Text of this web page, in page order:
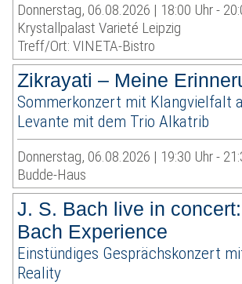
Donnerstag, 06.08.2026 | 18:00 Uhr -
Krystallpalast Varieté Leipzig
Treff/Ort: VINETA-Bistro
Zikrayati – Meine
Sommerkonzert mit Klangvielfalt
Levante mit dem Trio Alkatrib
Donnerstag, 06.08.2026 | 19:30 Uhr -
Budde-Haus
J. S. Bach live in
Bach Experience
Einstündiges Gesprächskonzert
Reality